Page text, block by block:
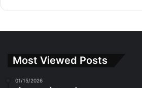
Most Viewed Posts
01/15/2026